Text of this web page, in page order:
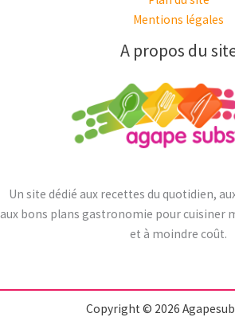
Mentions légales
A propos du
Un site dédié aux recettes du quotidien,
aux bons plans gastronomie pour cuisiner
et à moindre coût.
Copyright © 2026